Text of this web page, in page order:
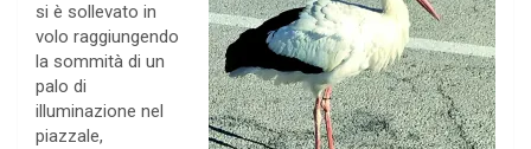
si è sollevato in
volo raggiungendo
la sommità di un
palo di
illuminazione nel
piazzale,